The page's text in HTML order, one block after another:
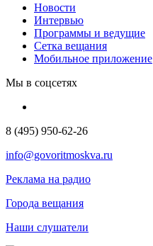
Новости
Интервью
Программы и ведущие
Сетка вещания
Мобильное приложение
Мы в соцсетях
8 (495) 950-62-26
info@govoritmoskva.ru
Реклама на радио
Города вещания
Наши слушатели